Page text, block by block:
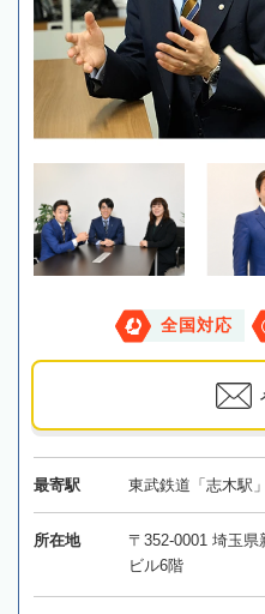
全国対応
最寄駅 東武鉄道「志木駅
所在地
〒352-0001 埼玉
ビル6階